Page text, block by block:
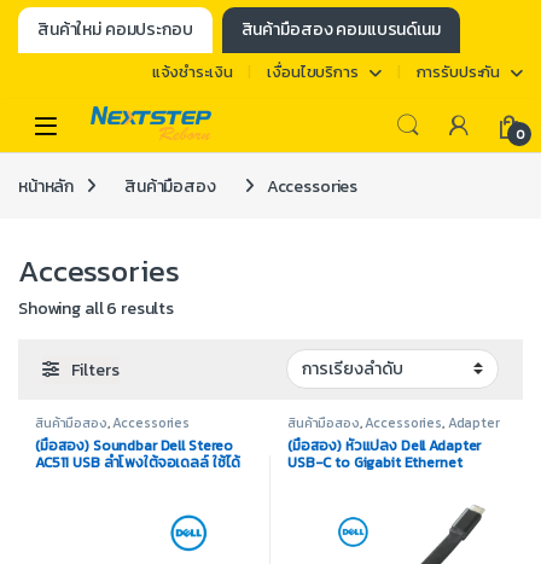
สินค้าใหม่ คอมประกอบ สินค้ามือสอง คอมแบรนด์เนม
แจ้งชำระเงิน เงื่อนไขบริการ การรับประกัน
0
หน้าหลัก สินค้ามือสอง Accessories
Accessories
Showing all 6 results
Filters
สินค้ามือสอง,Accessories
(มือสอง) Soundbar Dell Stereo
AC511 USB ลำโพงใต้จอเดลล์ ใช้ได้
สินค้ามือสอง,Accessories,Adapter
/ Converter
(มือสอง) หัวแปลง Dell Adapter
USB-C to Gigabit Ethernet